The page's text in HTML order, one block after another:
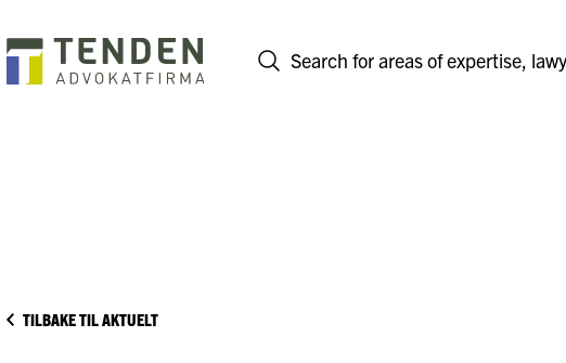
TILBAKE TIL AKTUELT